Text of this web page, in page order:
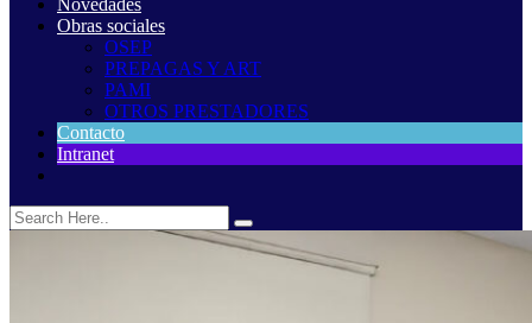
Novedades
Obras sociales
OSEP
PREPAGAS Y ART
PAMI
OTROS PRESTADORES
Contacto
Intranet